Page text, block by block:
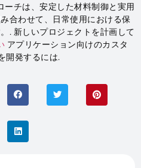
ーチは、安定した材料制御と実用
合わせて、日常使用における保
. 新しいプロジェクトを計画して
アプリケーション向けのカスタ
開発するには.